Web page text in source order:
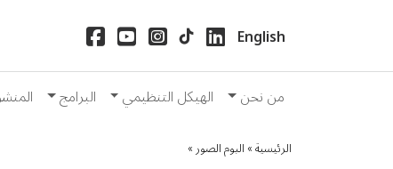
English
من نحن الهيكل التنظيمي البرامج
الرئيسية » البوم الصور »